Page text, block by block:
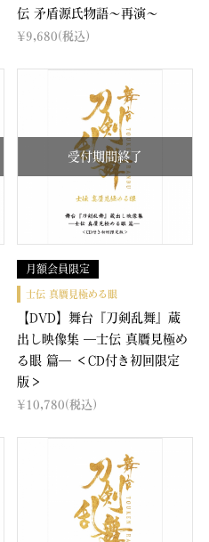
伝 矛盾源氏物語～再演～
¥9,680(税込)
受付期間終了
月額会員限定
士伝 真贋見極める眼
【DVD】舞台『刀剣乱舞』蔵
出し映像集 ―士伝 真贋見極め
る眼 篇― ＜CD付き初回限定
版＞
¥10,780(税込)